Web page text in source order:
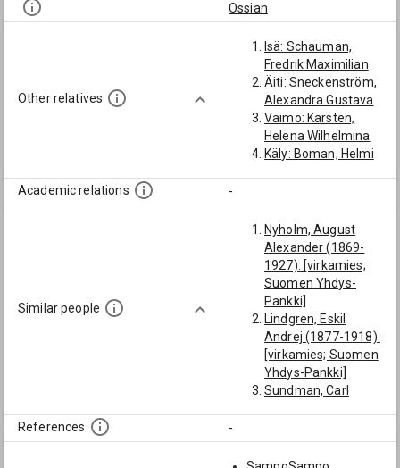
Ossian
Other relatives
Isä: Schauman,
Fredrik Maximilian
Äiti: Sneckenström,
Alexandra Gustava
Vaimo: Karsten,
Helena Wilhelmina
Käly: Boman, Helmi
Academic relations -
Similar people
Nyholm, August
Alexander (1869-
1927): [virkamies;
Suomen Yhdys-
Pankki]
Lindgren, Eskil
Andrej (1877-1918):
[virkamies; Suomen
Yhdys-Pankki]
Sundman, Carl
Yhdys-Pankki]
Norrmén, Johan
References -